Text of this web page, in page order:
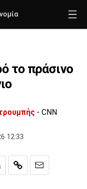
το πράσινο
- CNN
12:33